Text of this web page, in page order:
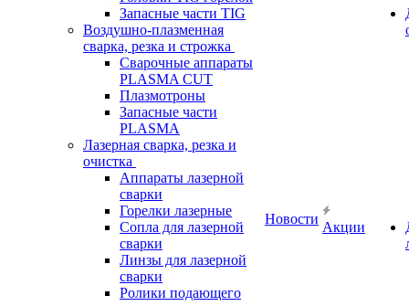
Запасные части TIG
Воздушно-плазменная
сварка, резка и строжка
Сварочные аппараты
PLASMA CUT
Плазмотроны
Запасные части
PLASMA
Лазерная сварка, резка и
очистка
Аппараты лазерной
сварки
Горелки лазерные
Сопла для лазерной
сварки
Линзы для лазерной
сварки
Ролики подающего
Новости
Акции